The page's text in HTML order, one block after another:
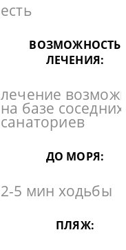
есть
ВОЗМОЖНОСТЬ
ЛЕЧЕНИЯ:
лечение
на базе соседних
санаториев
ДО МОРЯ:
2-5 мин ходьбы
ПЛЯЖ: